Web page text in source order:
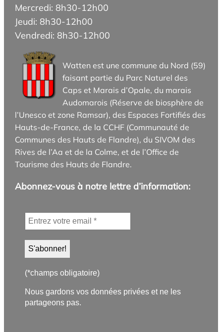
Mercredi: 8h30-12h00
Jeudi: 8h30-12h00
Vendredi: 8h30-12h00
Watten est une commune du Nord (59)
faisant partie du Parc Naturel des
Caps et Marais d’Opale, du marais
Audomarois (Réserve de biosphère de
l’Unesco et zone Ramsar), des Espaces Fortifiés des
Hauts-de-France, de la CCHF (Communauté de
Communes des Hauts de Flandre), du SIVOM des
Rives de l’Aa et de la Colme, et de l’Office de
Tourisme des Hauts de Flandre.
Abonnez-vous à notre lettre d’information:
(*champs obligatoire)
Nous gardons vos données privées et ne les
partageons pas.